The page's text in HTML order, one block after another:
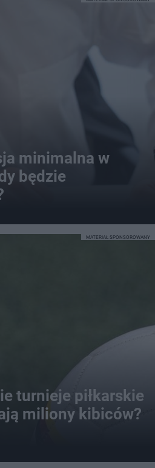
minimalna w
będzie
turnieje piłkarskie
miliony kibiców?
MATERIAŁ SPONSOROWANY